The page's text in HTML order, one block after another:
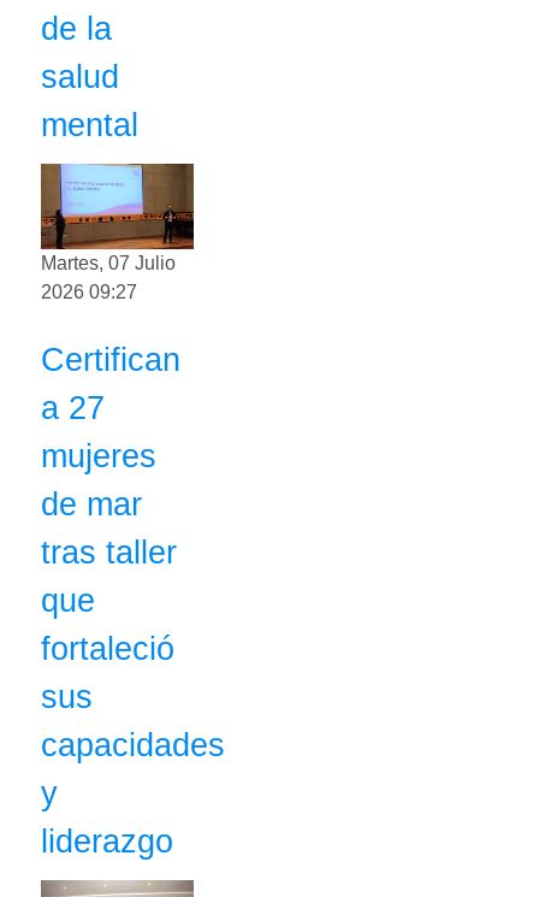
de la
salud
mental
Martes, 07 Julio
2026 09:27
Certifican
a 27
mujeres
de mar
tras taller
que
fortaleció
sus
capacidades
y
liderazgo